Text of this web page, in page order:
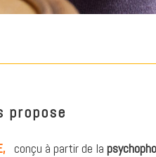
propose
conçu à partir de la